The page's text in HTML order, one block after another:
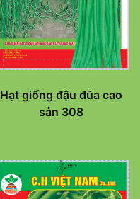
Hạt giống đậu đũa cao
sản 308